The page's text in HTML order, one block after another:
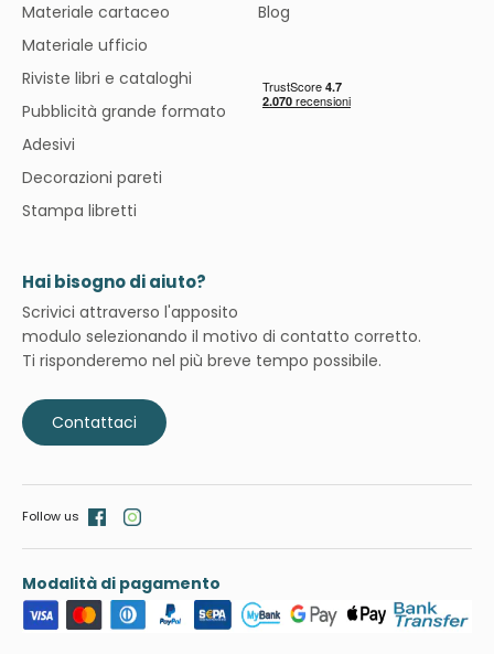
Blog
Materiale cartaceo
Materiale ufficio
Riviste libri e cataloghi
Pubblicità grande formato
Adesivi
Decorazioni pareti
Stampa libretti
Hai bisogno di aiuto?
Scrivici attraverso l'apposito
modulo selezionando il motivo di contatto corretto.
Ti risponderemo nel più breve tempo possibile.
Contattaci
Modalità di pagamento
Follow us